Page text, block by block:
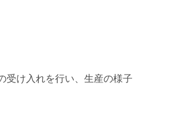
受け入れを行い、生産の様子